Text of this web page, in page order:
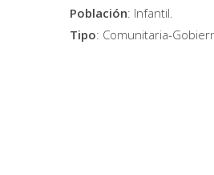
Población: Infantil.
Tipo: Comunitaria-